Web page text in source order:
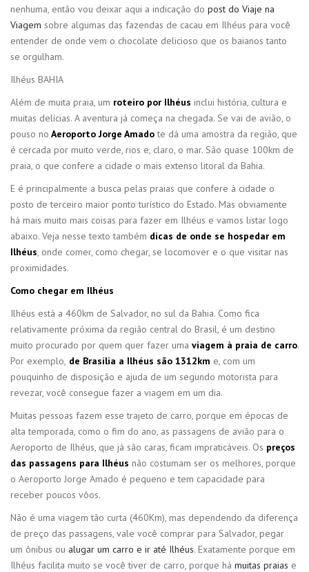
nenhuma, então vou deixar aqui a indicação do post do Viaje na
Viagem sobre algumas das fazendas de cacau em Ilhéus para você
entender de onde vem o chocolate delicioso que os baianos tanto
se orgulham.
Ilhéus BAHIA
Além de muita praia, um roteiro por Ilhéus inclui história, cultura e
muitas delícias. A aventura já começa na chegada. Se vai de avião, o
pouso no Aeroporto Jorge Amadote dá uma amostra da região, que
é cercada por muito verde, rios e, claro, o mar. São quase 100km de
praia, o que confere a cidade o mais extenso litoral da Bahia.
E é principalmente a busca pelas praias que confere à cidade o
posto de terceiro maior ponto turístico do Estado. Mas obviamente
há mais muito mais coisas para fazer em Ilhéus e vamos listar logo
abaixo. Veja nesse texto também dicas de onde se hospedar em
Ilhéus, onde comer, como chegar, se locomover e o que visitar nas
proximidades.
Como chegar em Ilhéus
Ilhéus está a 460km de Salvador, no sul da Bahia. Como fica
relativamente próxima da região central do Brasil, é um destino
muito procurado por quem quer fazer uma viagem à praia de carro.
Por exemplo, de Brasília a Ilhéus são 1312km e, com um
pouquinho de disposição e ajuda de um segundo motorista para
revezar, você consegue fazer a viagem em um dia.
Muitas pessoas fazem esse trajeto de carro, porque em épocas de
alta temporada, como o fim do ano, as passagens de avião para o
Aeroporto de Ilhéus, que já são caras, ficam impraticáveis. Os preços
das passagens para Ilhéus não costumam ser os melhores, porque
o Aeroporto Jorge Amado é pequeno e tem capacidade para
receber poucos vôos.
Não é uma viagem tão curta (460Km), mas dependendo da diferença
de preço das passagens, vale você comprar para Salvador, pegar
um ônibus ou alugar um carro e ir até Ilhéus. Exatamente porque em
Ilhéus facilita muito se você tiver de carro, porque há muitas praias e